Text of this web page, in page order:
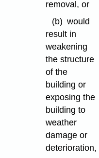
removal, or
(b) would
result in
weakening
the structure
of the
building or
exposing the
building to
weather
damage or
deterioration,